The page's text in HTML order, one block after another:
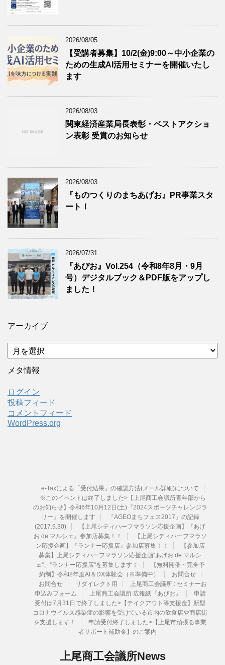
2026/08/05
【受講者募集】10/2(金)9:00～中小企業の
ための生成AI活用セミナーを開催いたし
ます
2026/08/03
関東経済産業局長表彰・ベストアクショ
ン表彰 受賞のお知らせ
2026/08/03
『ものつくりのまちあげお』PR事業スタ
ート！
2026/07/31
『あぴお』Vol.254（令和8年8月・9月
号）デジタルブック＆PDF版をアップし
ました！
アーカイブ
ア
ー
カ
ブ
メタ情報
ログイン
投稿フィード
コメントフィード
WordPress.org
e-Taxによる「受付結果」の確認方法(メール詳細)について
※このイベントは終了しました>【上尾商工会議所青年部から
のお知らせ】令和6年10月12日(土)『2024スポーツチャレンジラ
リー』を開催します
『AGEOまちフェス2017』の記録
(2017.9.30)
【上尾シティハーフマラソン応援企画】『あげ
お de マルシェ』参加店募集！！
【上尾シティハーフマラソ
ン応援企画】『ランナー応援店』参加店募集！！
【参加店
募集】上尾シティハーフマラソン応援企画“あげお de マルシ
ェ“、“ランナー応援店“を募集します！
【無料開催・完全予
約制】令和8年度AI＆DX体験会（※準備中）
お問合せ
お問合せ
リダイレクト用
上尾商工会議所 : セミナーお
申込みフォーム
上尾商工会議所 広報紙『あぴお』
申請
受付は7月31日で終了しました>【テイクアウト等支援金】新型
コロナウイルス感染症の影響を受けている市内の飲食店や商店街
を支援します！
申請受付終了しました>【上尾市頑張る事業
者サポート補助金】のご案内
上尾商工会議所News